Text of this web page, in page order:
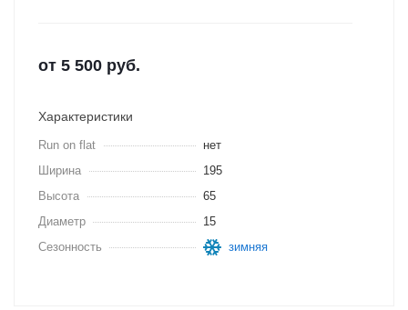
от 5 500 руб.
Характеристики
Run on flat
нет
Ширина
195
Высота
65
Диаметр
15
Сезонность
зимняя